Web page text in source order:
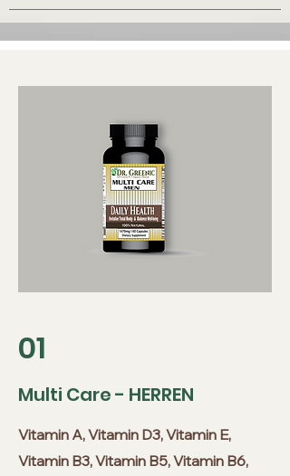
01
Multi Care - HERREN
Vitamin A, Vitamin D3, Vitamin E,
Vitamin B3, Vitamin B5, Vitamin B6,